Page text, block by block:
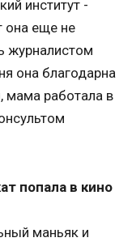
институт -
она еще не
журналистом
она благодарна
мама работала в
попала в кино
маньяк и